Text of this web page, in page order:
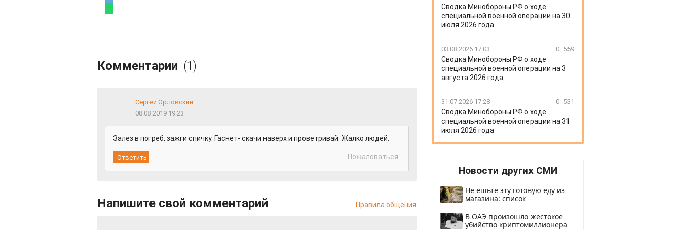
Комментарии (1)
Сергей Орловский
08.08.2019 19:23
Залез в погреб, зажги спичку. Гаснет- скачи наверх и проветривай. Жалко людей.
Пожаловаться
Напишите свой комментарий Правила общения
Сводка Минобороны РФ о ходе
специальной военной операции на 30
июля 2026 года
03.08.2026 17:03 0 559
Сводка Минобороны РФ о ходе
специальной военной операции на 3
августа 2026 года
31.07.2026 17:28 0 531
Сводка Минобороны РФ о ходе
специальной военной операции на 31
июля 2026 года
Новости других СМИ
Не ешьте эту готовую еду из
магазина: список
В ОАЭ произошло жестокое
убийство криптомиллионера